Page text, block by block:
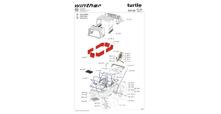
Bildergalerie überspringen